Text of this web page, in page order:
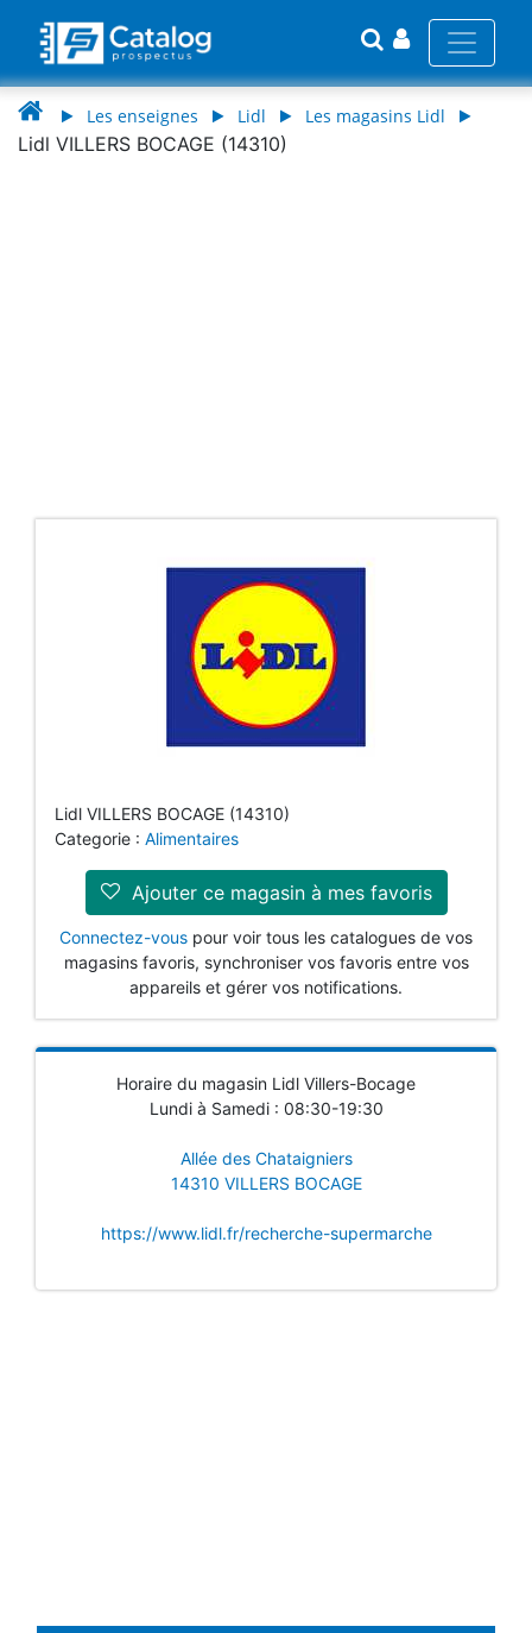
Les enseignes Lidl Les magasins Lidl
Lidl VILLERS BOCAGE (14310)
Lidl VILLERS BOCAGE (14310)
Categorie : Alimentaires
Ajouter ce magasin à mes favoris
Connectez-vous pour voir tous les catalogues de vos
magasins favoris, synchroniser vos favoris entre vos
appareils et gérer vos notifications.
Horaire du magasin Lidl Villers-Bocage
Lundi à Samedi : 08:30-19:30
Allée des Chataigniers
14310 VILLERS BOCAGE
https://www.lidl.fr/recherche-supermarche